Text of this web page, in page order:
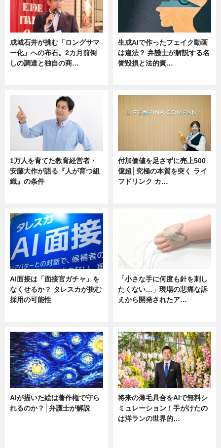
成城石井が挑む「ロングサマ
ー化」への布石。2カ月前倒
しの調達と独自の商…
生成AIで作ったフェイク動画
は違法？ 弁護士が解説する名
誉毀損と法的責…
1万人を育てた教育経営者・
安藤大作が語る『人が育つ組
織』の条件
付加価値を足さずに売上500
億超│究極の本質を突く ライ
フドリンク カ…
AI面接は「面接官ガチャ」を
なくせるか？ タレスカが挑む
採用の可能性
「小さな手に何度も針を刺し
たくない…」現場の悲痛な訴
えから開発されたア…
AIが描いた絵は著作権で守ら
れるのか？│弁護士が解説
将来の薄毛具合をAIで無料シ
ミュレーション！手がけたの
は洋ランの世界的…